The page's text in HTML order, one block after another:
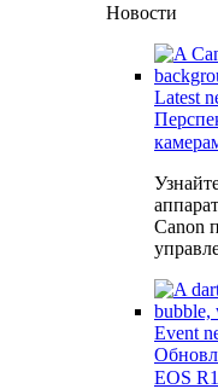
Новости
Latest
Canon
Event
EOS